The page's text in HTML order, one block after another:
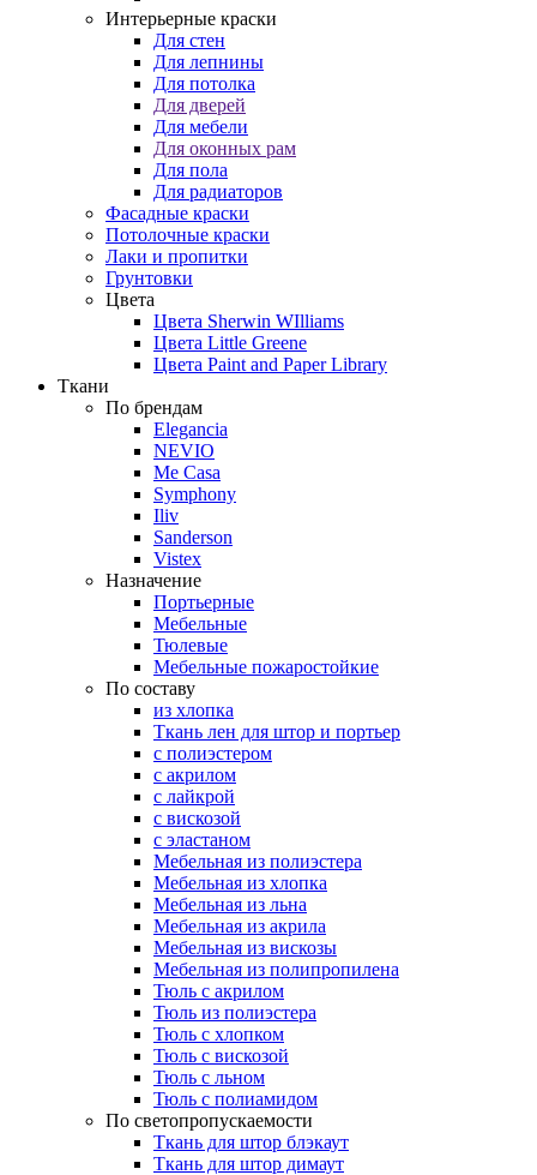
Интерьерные краски
Для стен
Для лепнины
Для потолка
Для дверей
Для мебели
Для оконных рам
Для пола
Для радиаторов
Фасадные краски
Потолочные краски
Лаки и пропитки
Грунтовки
Цвета
Цвета Sherwin WIlliams
Цвета Little Greene
Цвета Paint and Paper Library
Ткани
По брендам
Elegancia
NEVIO
Me Casa
Symphony
Iliv
Sanderson
Vistex
Назначение
Портьерные
Мебельные
Тюлевые
Мебельные пожаростойкие
По составу
из хлопка
Ткань лен для штор и портьер
с полиэстером
с акрилом
с лайкрой
с вискозой
с эластаном
Мебельная из полиэстера
Мебельная из хлопка
Мебельная из льна
Мебельная из акрила
Мебельная из вискозы
Мебельная из полипропилена
Тюль с акрилом
Тюль из полиэстера
Тюль с хлопком
Тюль с вискозой
Тюль с льном
Тюль с полиамидом
По светопропускаемости
Ткань для штор блэкаут
Ткань для штор димаут